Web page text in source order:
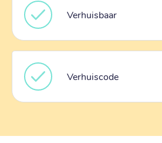
Verhuisbaar
Verhuiscode